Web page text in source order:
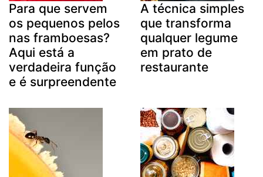
Para que servem
os pequenos pelos
nas framboesas?
Aqui está a
verdadeira função
e é surpreendente
A técnica simples
que transforma
qualquer legume
em prato de
restaurante